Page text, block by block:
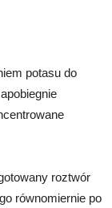
potasu do
roztwór
równomiernie po